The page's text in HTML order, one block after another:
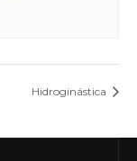
Hidroginástica